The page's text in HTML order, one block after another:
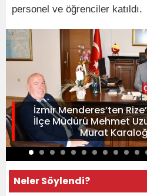
personel ve öğrenciler katıldı.
İzmir Menderes’ten
İlçe Müdürü Mehmet
Murat
Neler Söylendi?